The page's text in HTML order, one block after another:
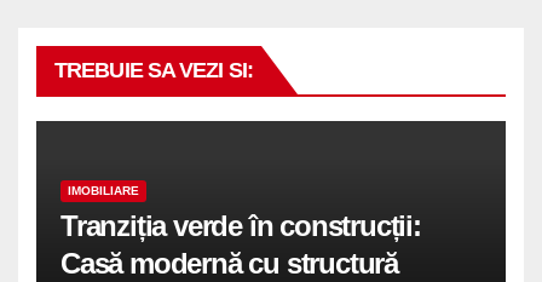
TREBUIE SA VEZI SI:
IMOBILIARE
Tranziția verde în construcții:
Casă modernă cu structură